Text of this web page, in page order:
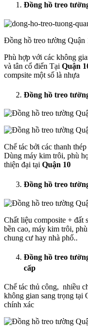
Đồng hồ treo
Đồng hồ treo tường Quận
Phù hợp với các không
và tân cổ điển Tại Quận
compsite một số là nhựa
Đồng hồ treo
Chế tác bởi các thanh
Dùng máy kim trôi, phù
thiện đại tại Quận 10
Đồng hồ treo
Chất liệu composite + đất
bền cao, máy kim trôi,
chung cư hay nhà phố..
Đồng hồ treo
cấp
Chế tác thủ công, nhiều
không gian sang trọng tại
chính xác